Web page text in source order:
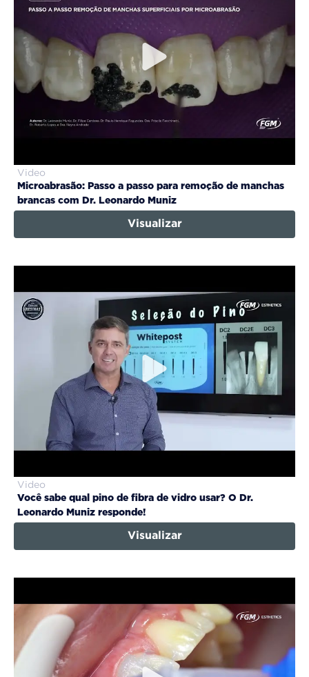
Video
Microabrasão: Passo a passo para remoção de manchas
brancas com Dr. Leonardo Muniz
Visualizar
Video
Você sabe qual pino de fibra de vidro usar? O Dr.
Leonardo Muniz responde!
Visualizar